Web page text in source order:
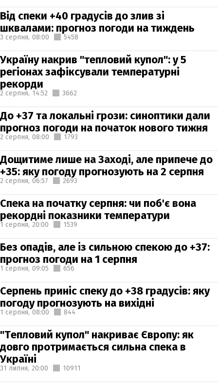
Від спеки +40 градусів до злив зі
шквалами: прогноз погоди на тиждень
3 серпня, 08:00 5458
Україну накрив "тепловий купол": у 5
регіонах зафіксували температурні
рекорди
2 серпня, 14:52 3662
До +37 та локальні грози: синоптики дали
прогноз погоди на початок нового тижня
2 серпня, 08:00 1793
Дощитиме лише на Заході, але припече до
+35: яку погоду прогнозують на 2 серпня
2 серпня, 06:57 2693
Спека на початку серпня: чи поб'є вона
рекордні показники температури
1 серпня, 20:00 1539
Без опадів, але із сильною спекою до +37:
прогноз погоди на 1 серпня
1 серпня, 09:05 656
Серпень приніс спеку до +38 градусів: яку
погоду прогнозують на вихідні
1 серпня, 08:00 844
"Тепловий купол" накриває Європу: як
довго протримається сильна спека в
Україні
31 липня, 20:00 10911